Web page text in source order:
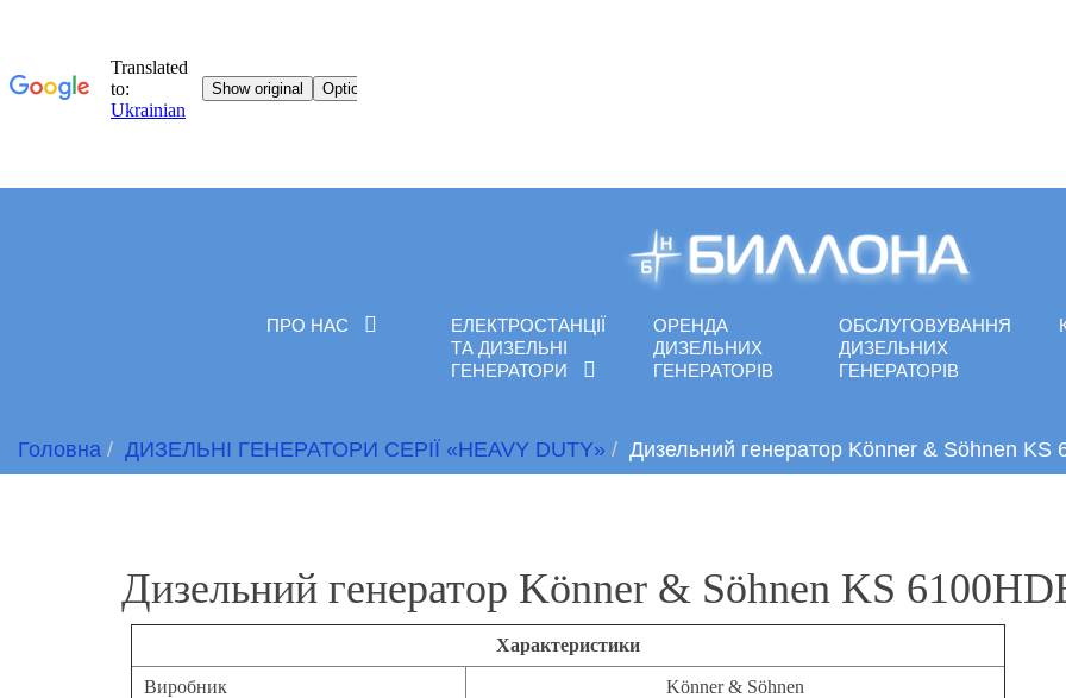
ПРО НАС
ЕЛЕКТРОСТАНЦІЇ
ТА ДИЗЕЛЬНІ
ГЕНЕРАТОРИ
ОРЕНДА
ДИЗЕЛЬНИХ
ГЕНЕРАТОРІВ
ОБСЛУГОВУВАННЯ
ДИЗЕЛЬНИХ
ГЕНЕРАТОРІВ
Головна ДИЗЕЛЬНІ ГЕНЕРАТОРИ СЕРІЇ «HEAVY DUTY» Дизельний генератор Könner & Söhnen KS
Дизельний генератор Könner & Söhnen KS
Характеристики
Виробник Könner & Söhnen